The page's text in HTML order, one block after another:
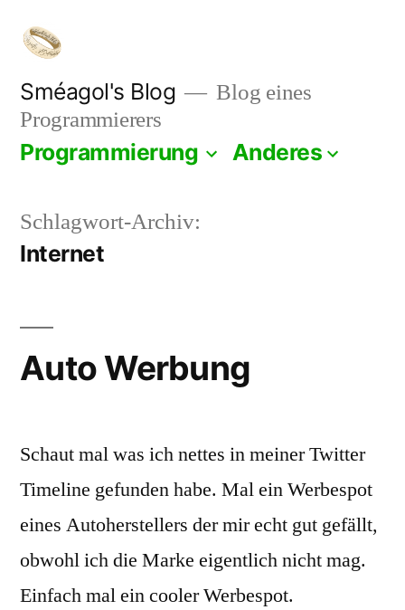
Inhalt
springen
Sméagol's Blog
Blog eines
Programmierers
Programmierung Anderes
Schlagwort-Archiv:
Internet
Auto Werbung
Schaut mal was ich nettes in meiner Twitter
Timeline gefunden habe. Mal ein Werbespot
eines Autoherstellers der mir echt gut gefällt,
obwohl ich die Marke eigentlich nicht mag.
Einfach mal ein cooler Werbespot.